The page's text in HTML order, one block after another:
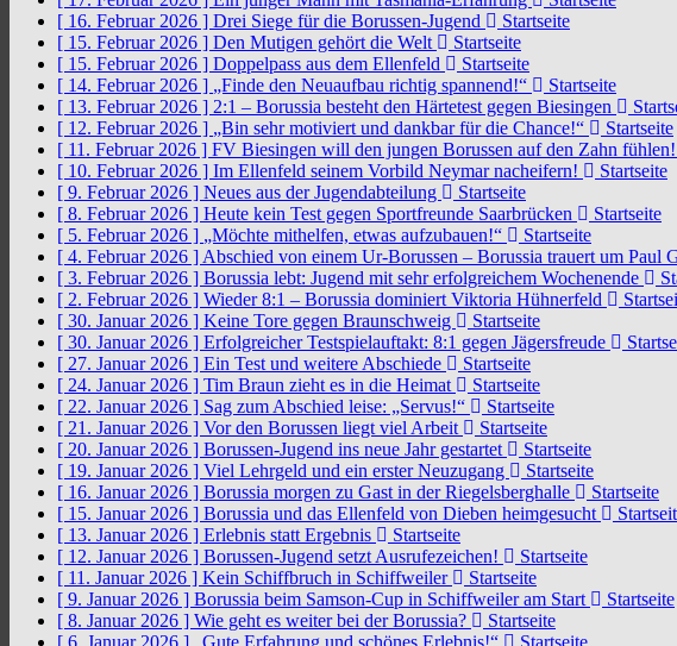
[ 16. Februar 2026 ] Drei Siege für die Borussen-Jugend
Startseite
[ 15. Februar 2026 ] Den Mutigen gehört die Welt
Startseite
[ 15. Februar 2026 ] Doppelpass aus dem Ellenfeld
Startseite
[ 14. Februar 2026 ] „Finde den Neuaufbau richtig spannend!“
Startseite
[ 13. Februar 2026 ] 2:1 – Borussia besteht den Härtetest gegen Biesingen
[ 12. Februar 2026 ] „Bin sehr motiviert und dankbar für die Chance!“
Startseite
[ 11. Februar 2026 ] FV Biesingen will den jungen Borussen auf den Zahn fühlen!
[ 10. Februar 2026 ] Im Ellenfeld seinem Vorbild Neymar nacheifern!
Startseite
[ 9. Februar 2026 ] Neues aus der Jugendabteilung
Startseite
[ 8. Februar 2026 ] Heute kein Test gegen Sportfreunde Saarbrücken
Startseite
[ 5. Februar 2026 ] „Möchte mithelfen, etwas aufzubauen!“
Startseite
[ 4. Februar 2026 ] Abschied von einem Ur-Borussen – Borussia trauert um Paul
[ 3. Februar 2026 ] Borussia lebt: Jugend mit sehr erfolgreichem Wochenende
[ 2. Februar 2026 ] Wieder 8:1 – Borussia dominiert Viktoria Hühnerfeld
[ 30. Januar 2026 ] Keine Tore gegen Braunschweig
Startseite
[ 30. Januar 2026 ] Erfolgreicher Testspielauftakt: 8:1 gegen Jägersfreude
[ 27. Januar 2026 ] Ein Test und weitere Abschiede
Startseite
[ 24. Januar 2026 ] Tim Braun zieht es in die Heimat
Startseite
[ 22. Januar 2026 ] Sag zum Abschied leise: „Servus!“
Startseite
[ 21. Januar 2026 ] Vor den Borussen liegt viel Arbeit
Startseite
[ 20. Januar 2026 ] Borussen-Jugend ins neue Jahr gestartet
Startseite
[ 19. Januar 2026 ] Viel Lehrgeld und ein erster Neuzugang
Startseite
[ 16. Januar 2026 ] Borussia morgen zu Gast in der Riegelsberghalle
Startseite
[ 15. Januar 2026 ] Borussia und das Ellenfeld von Dieben heimgesucht
[ 13. Januar 2026 ] Erlebnis statt Ergebnis
Startseite
[ 12. Januar 2026 ] Borussen-Jugend setzt Ausrufezeichen!
Startseite
[ 11. Januar 2026 ] Kein Schiffbruch in Schiffweiler
Startseite
[ 9. Januar 2026 ] Borussia beim Samson-Cup in Schiffweiler am Start
Startseite
[ 8. Januar 2026 ] Wie geht es weiter bei der Borussia?
Startseite
[ 6. Januar 2026 ]
„Gute Erfahrung und schönes Erlebnis!“ Startseite